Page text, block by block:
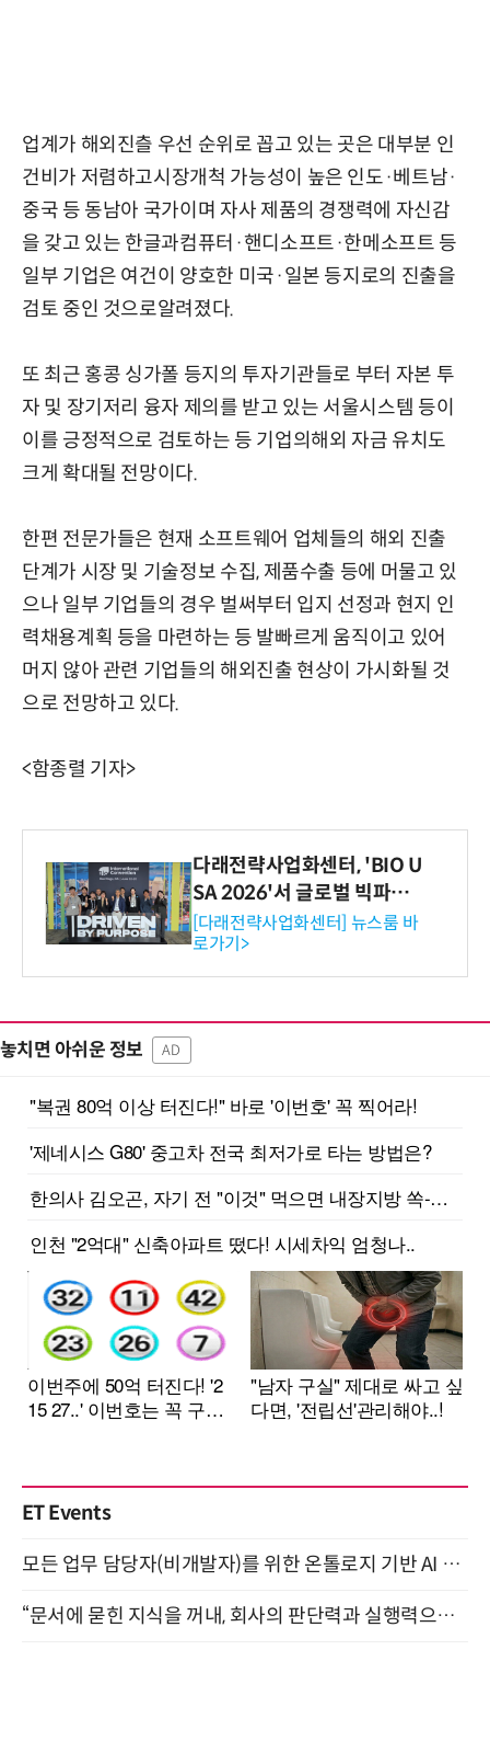
업계가 해외진츨 우선 순위로 꼽고 있는 곳은 대부분 인
건비가 저렴하고시장개척 가능성이 높은 인도·베트남·
중국 등 동남아 국가이며 자사 제품의 경쟁력에 자신감
을 갖고 있는 한글과컴퓨터·핸디소프트·한메소프트 등
일부 기업은 여건이 양호한 미국·일본 등지로의 진출을
검토 중인 것으로알려졌다.
또 최근 홍콩 싱가폴 등지의 투자기관들로 부터 자본 투
자 및 장기저리 융자 제의를 받고 있는 서울시스템 등이
이를 긍정적으로 검토하는 등 기업의해외 자금 유치도
크게 확대될 전망이다.
한편 전문가들은 현재 소프트웨어 업체들의 해외 진출
단계가 시장 및 기술정보 수집, 제품수출 등에 머물고 있
으나 일부 기업들의 경우 벌써부터 입지 선정과 현지 인
력채용계획 등을 마련하는 등 발빠르게 움직이고 있어
머지 않아 관련 기업들의 해외진출 현상이 가시화될 것
으로 전망하고 있다.
<함종렬 기자>
다래전략사업화센터, 'BIO U
SA 2026'서 글로벌 빅파마
와의 비즈니스 미팅 지원…K
-바이오 해외 진출 교두보 확
보
[다래전략사업화센터] 뉴스룸 바
로가기>
놓치면 아쉬운 정보 AD
ET Events
모든 업무 담당자(비개발자)를 위한 온톨로지 기반 AI 지식체계 설계 1-day 워크숍 8월 20일 개최
“문서에 묻힌 지식을 꺼내, 회사의 판단력과 실행력으로 바꾸다” (8/20)